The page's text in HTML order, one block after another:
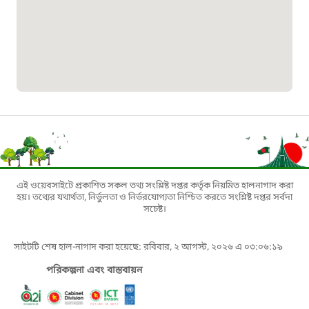
০১৯০৮৮৮৮৮৮৮
মাদকদ্রব্য নিয়ন্ত্রণ হটলাইন
১৬১১৩
জরুরী অভ্যন্তরীণ নৌ-পরিবহন হটলাইন
১৬৪৪৫
পাসপোর্ট বাতায়ন হটলাইন
এই ওয়েবসাইটে প্রকাশিত সকল তথ্য সংশ্লিষ্ট দপ্তর কর্তৃক নিয়মিত হালনাগাদ করা
হয়। তথ্যের যথার্থতা, নির্ভুলতা ও নির্ভরযোগ্যতা নিশ্চিত করতে সংশ্লিষ্ট দপ্তর সর্বদা
সচেষ্ট।
সাইটটি শেষ হাল-নাগাদ করা হয়েছে: রবিবার, ২ আগস্ট, ২০২৬ এ ০৩:০৬:১৯
পরিকল্পনা এবং বাস্তবায়ন